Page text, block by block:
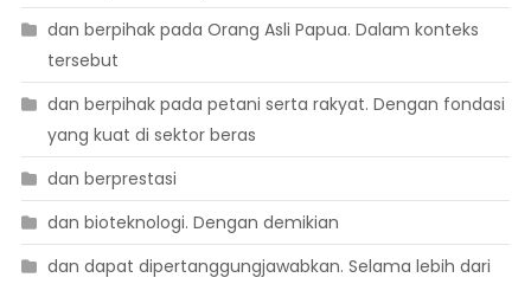
dan berpihak pada Orang Asli Papua. Dalam konteks
tersebut
dan berpihak pada petani serta rakyat. Dengan fondasi
yang kuat di sektor beras
dan berprestasi
dan bioteknologi. Dengan demikian
dan dapat dipertanggungjawabkan. Selama lebih dari